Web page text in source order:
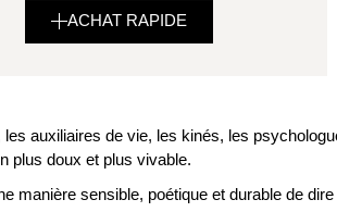
ACHAT RAPIDE
les auxiliaires de vie, les kinés, les
plus doux et plus vivable.
manière sensible, poétique et durable de